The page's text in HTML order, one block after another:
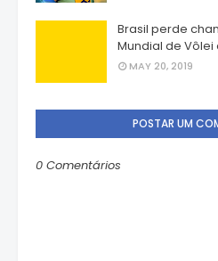
Brasil perde
Mundial de
MAY 20, 2019
POSTAR UM
0 Comentários